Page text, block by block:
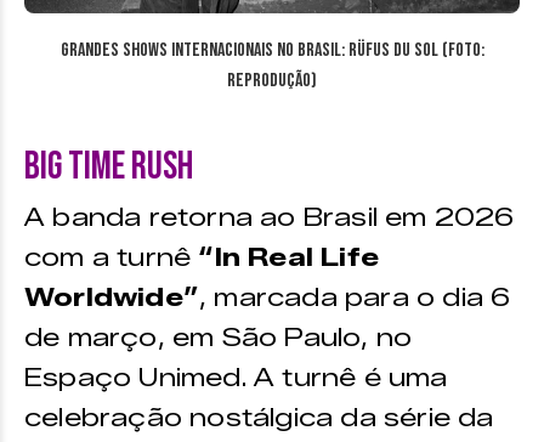
Grandes Shows Internacionais no Brasil: Rüfus du Sol (Foto:
reprodução)
Big Time Rush
A banda retorna ao Brasil em 2026
com a turnê “In Real Life
Worldwide”, marcada para o dia 6
de março, em São Paulo, no
Espaço Unimed. A turnê é uma
celebração nostálgica da série da